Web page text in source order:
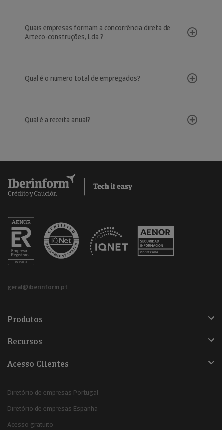
Quais empresas formam a concorrência direta de
Arteco-construções, Lda.?
Qual é o número total de empregados?
Qual é a receita anual?
geral@iberinform.pt
Produtos
Recursos
Acesso Clientes
Diretório de empresas Portugal
Diretório de empresas Espanha
Acesso gratuito